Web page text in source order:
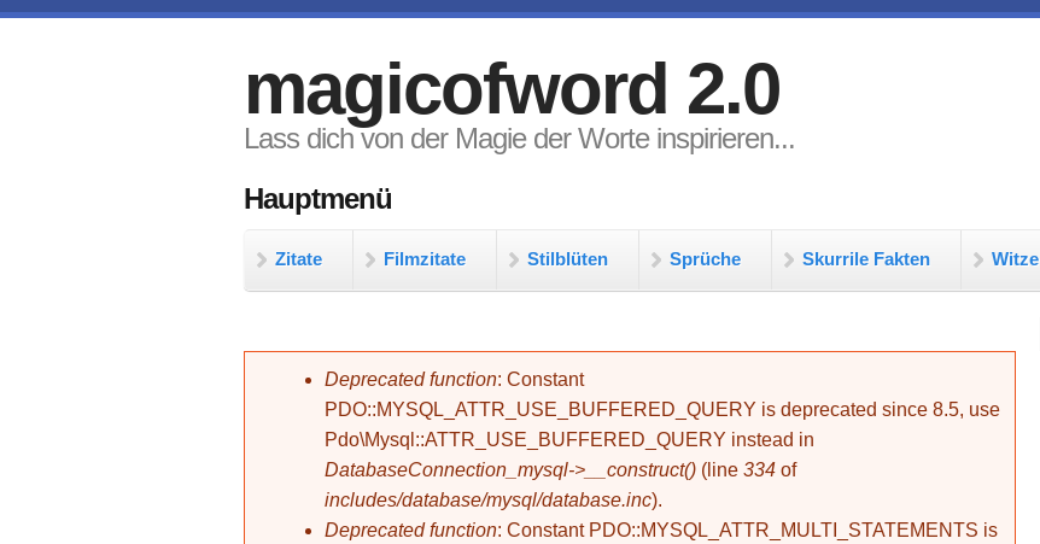
magicofword 2.0
Lass dich von der Magie der Worte inspirieren...
Hauptmenü
Zitate Filmzitate Stilblüten Sprüche Skurrile Fakten Witze
Fehlermeldung
Deprecated function: Constant
PDO::MYSQL_ATTR_USE_BUFFERED_QUERY is deprecated since 8.5, use
Pdo\Mysql::ATTR_USE_BUFFERED_QUERY instead in
DatabaseConnection_mysql->__construct() (line 334 of
includes/database/mysql/database.inc).
Deprecated function: Constant PDO::MYSQL_ATTR_MULTI_STATEMENTS is